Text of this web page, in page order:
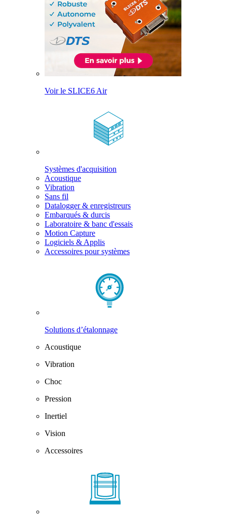
Voir le SLICE6 Air
Systèmes d'acquisition
Acoustique
Vibration
Sans fil
Datalogger & enregistreurs
Embarqués & durcis
Laboratoire & banc d'essais
Motion Capture
Logiciels & Applis
Accessoires pour systèmes
Solutions d’étalonnage
Acoustique
Vibration
Choc
Pression
Inertiel
Vision
Accessoires